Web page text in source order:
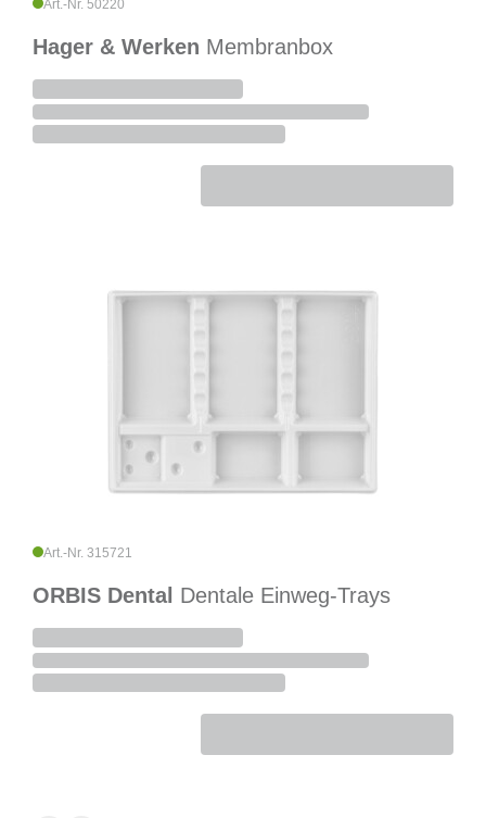
Art.-Nr. 50220
Hager & Werken Membranbox
Art.-Nr. 315721
ORBIS Dental Dentale Einweg-Trays